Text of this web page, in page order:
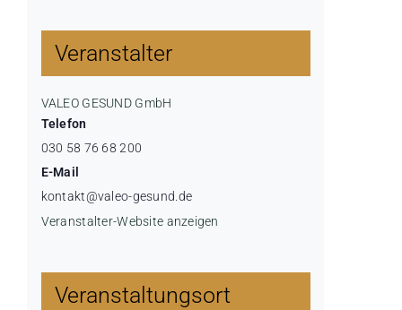
Veranstalter
VALEO GESUND GmbH
Telefon
030 58 76 68 200
E-Mail
kontakt@valeo-gesund.de
Veranstalter-Website anzeigen
Veranstaltungsort